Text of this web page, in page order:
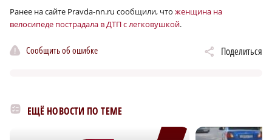
Ранее на сайте Pravda-nn.ru сообщили, что женщина на
велосипеде пострадала в ДТП с легковушкой.
Сообщить об ошибке Поделиться
ЕЩЁ НОВОСТИ ПО ТЕМЕ